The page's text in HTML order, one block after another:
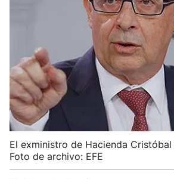
El exministro de Hacienda
Foto de archivo: EFE